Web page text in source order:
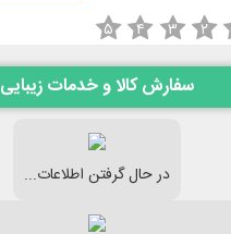
۲ ۳ ۴ ۵
سفارش کالا و خدمات زیبایی
در حال گرفتن اطلاعات...